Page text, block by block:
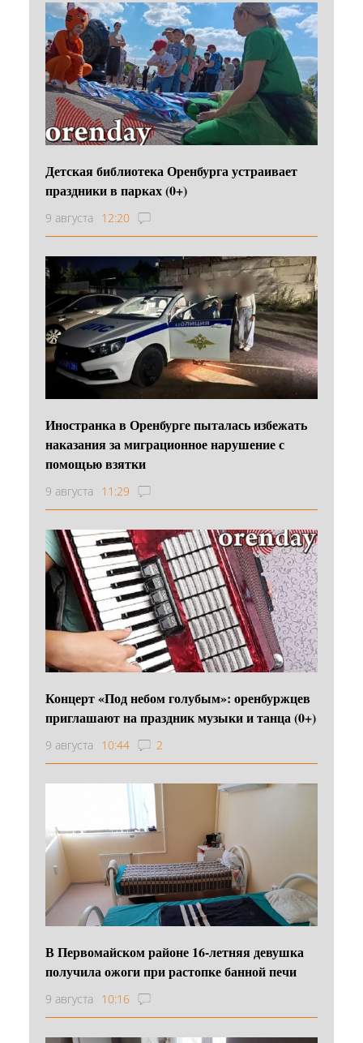
Детская библиотека Оренбурга устраивает
праздники в парках (0+)
9 августа 12:20
Иностранка в Оренбурге пыталась избежать
наказания за миграционное нарушение с
помощью взятки
9 августа 11:29
Концерт «Под небом голубым»: оренбуржцев
приглашают на праздник музыки и танца (0+)
9 августа 10:44 2
В Первомайском районе 16‑летняя девушка
получила ожоги при растопке банной печи
9 августа 10:16